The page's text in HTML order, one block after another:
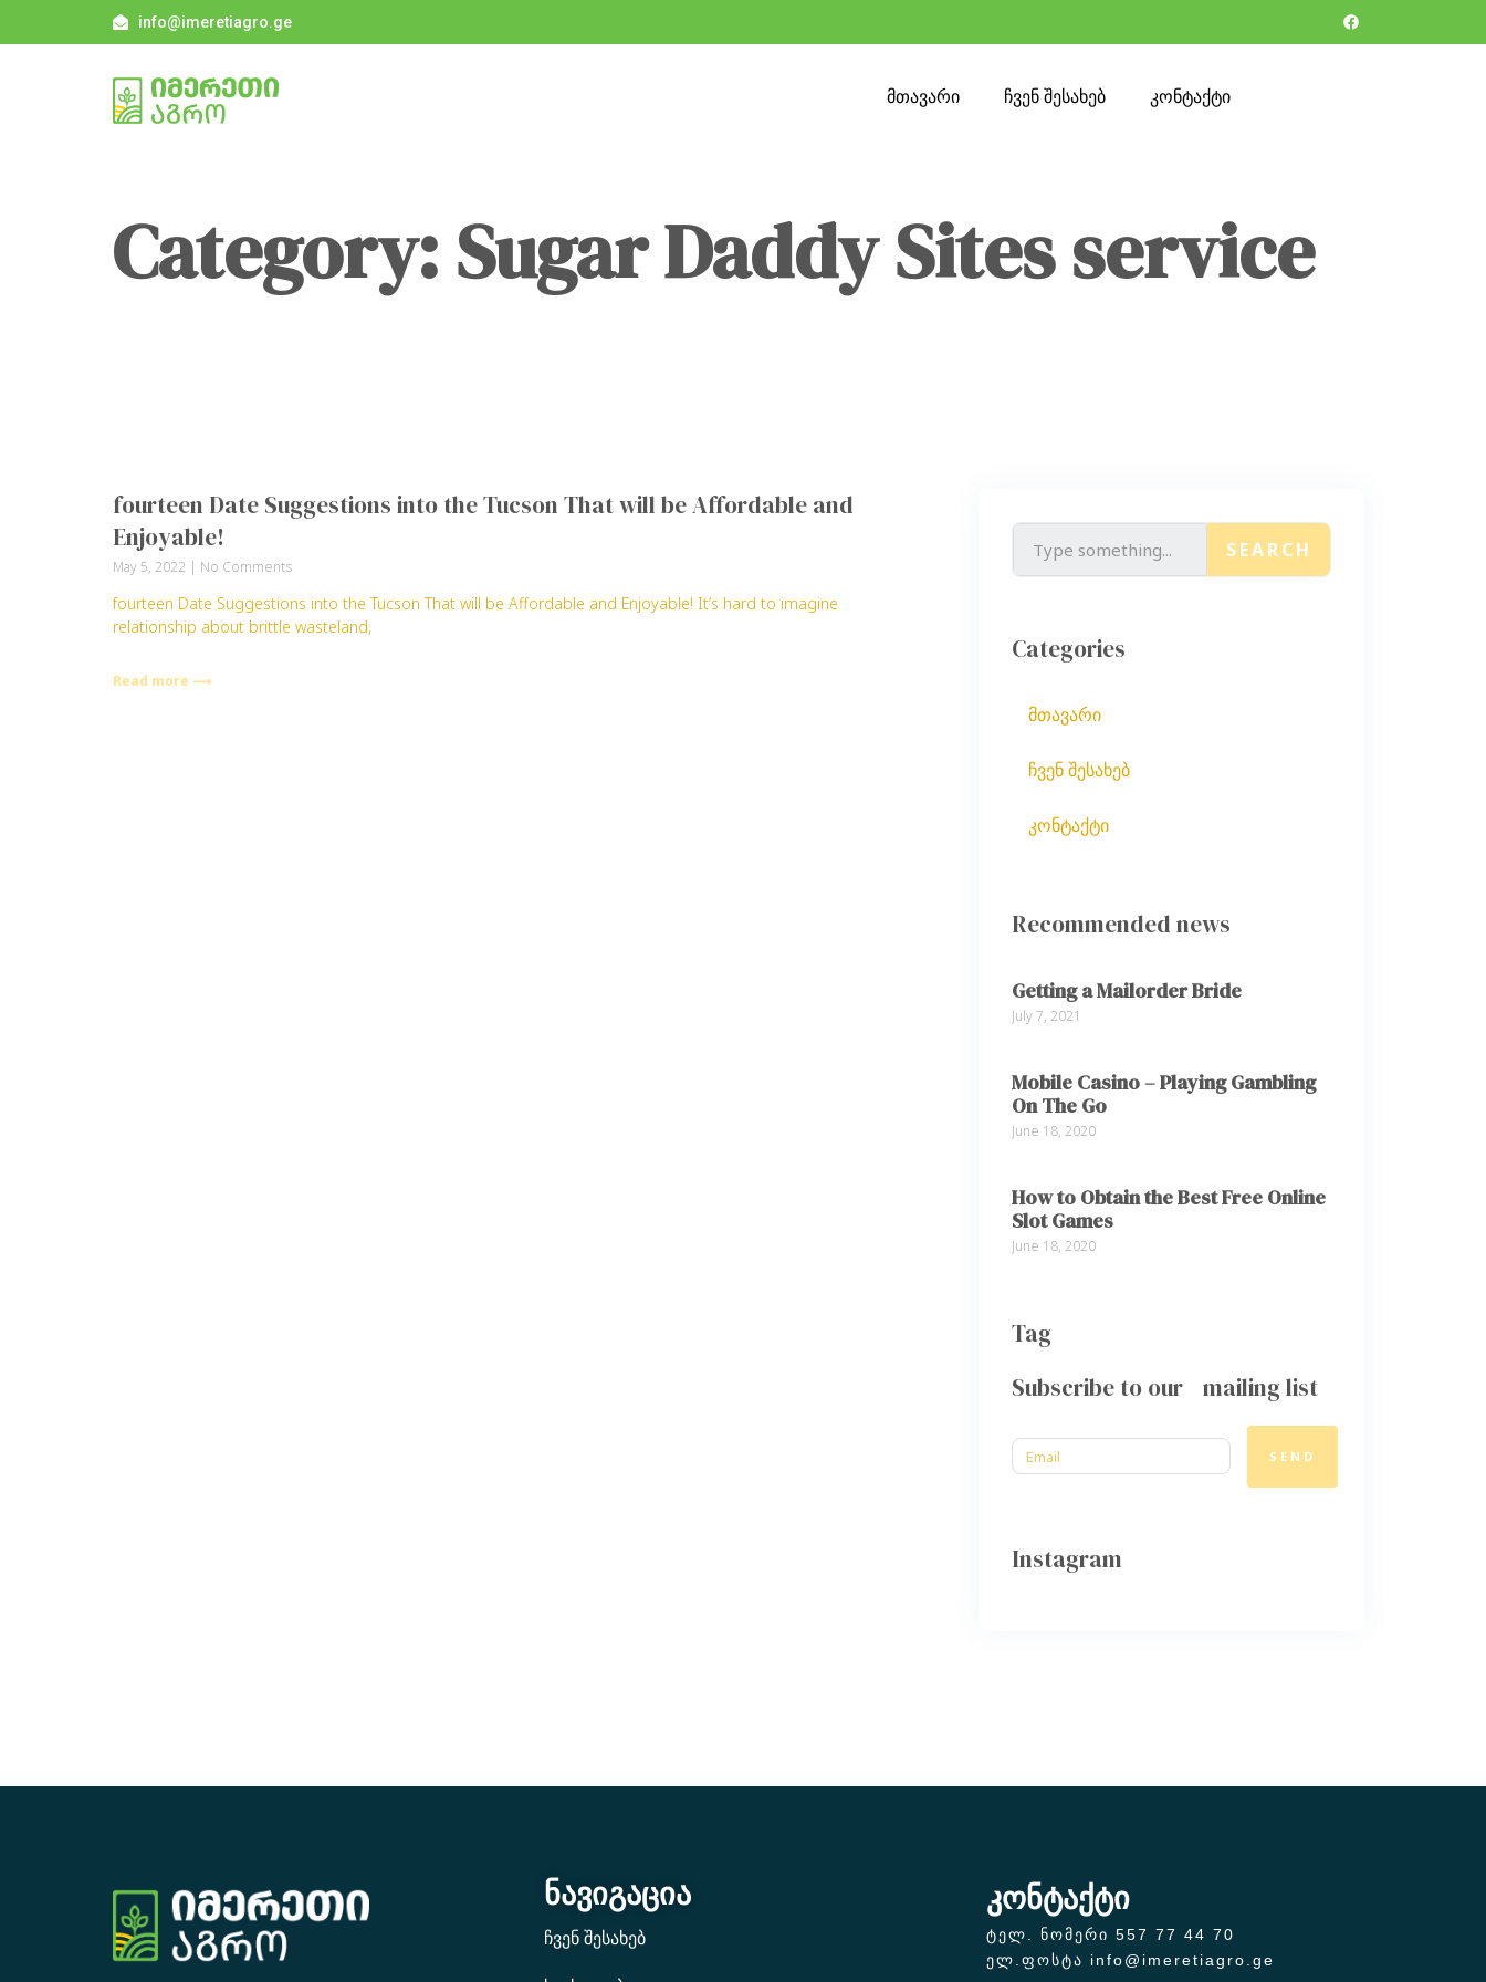
info@imeretiagro.ge
მთავარი ჩვენ შესახებ კონტაქტი
Category: Sugar Daddy Sites service
fourteen Date Suggestions into the Tucson That will be Affordable and
Enjoyable!
May 5, 2022 No Comments
fourteen Date Suggestions into the Tucson That will be Affordable and Enjoyable! It’s hard to imagine
relationship about brittle wasteland,
Read more ⟶
SEARCH
Categories
მთავარი
ჩვენ შესახებ
კონტაქტი
Recommended news
Getting a Mailorder Bride
July 7, 2021
Mobile Casino – Playing Gambling
On The Go
June 18, 2020
How to Obtain the Best Free Online
Slot Games
June 18, 2020
Tag
Subscribe to our mailing list
SEND
Instagram
ნავიგაცია
ჩვენ შესახებ
კონტაქტი
ტელ. ნომერი 557 77 44 70
ელ.ფოსტა info@imeretiagro.ge